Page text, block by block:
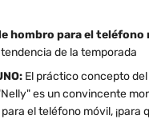
hombro para el
de la temporada
El práctico concepto
es un convincente
el teléfono móvil, ¡para